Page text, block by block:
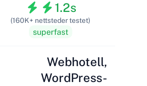
1.2s
(160K+ nettsteder testet)
superfast
Webhotell,
WordPress-